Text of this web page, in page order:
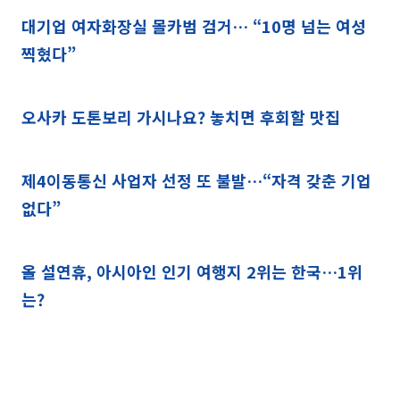
대기업 여자화장실 몰카범 검거… “10명 넘는 여성
찍혔다”
오사카 도톤보리 가시나요? 놓치면 후회할 맛집
제4이동통신 사업자 선정 또 불발…“자격 갖춘 기업
없다”
올 설연휴, 아시아인 인기 여행지 2위는 한국…1위
는?